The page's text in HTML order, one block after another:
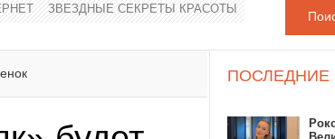
ЗВЕЗДНЫЕ СЕКРЕТЫ КРАСОТЫ
ПОСЛЕДНИЕ
Забыли имя пользователя?